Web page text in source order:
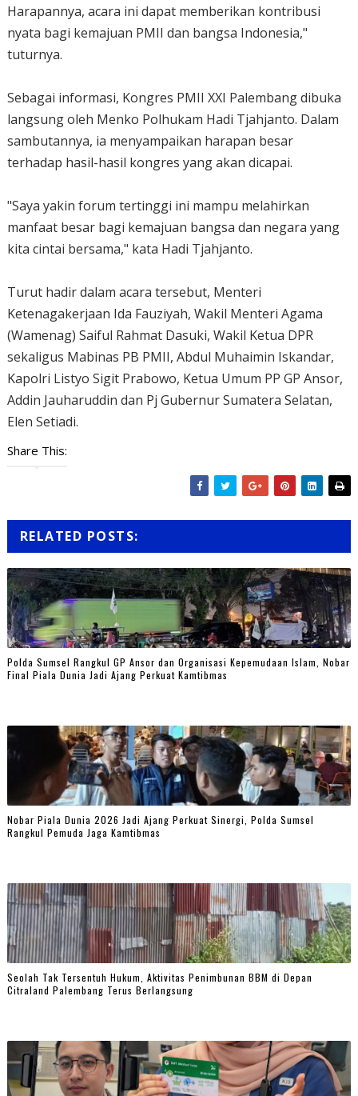
Harapannya, acara ini dapat memberikan kontribusi
nyata bagi kemajuan PMII dan bangsa Indonesia,"
tuturnya.
Sebagai informasi, Kongres PMII XXI Palembang dibuka
langsung oleh Menko Polhukam Hadi Tjahjanto. Dalam
sambutannya, ia menyampaikan harapan besar
terhadap hasil-hasil kongres yang akan dicapai.
"Saya yakin forum tertinggi ini mampu melahirkan
manfaat besar bagi kemajuan bangsa dan negara yang
kita cintai bersama," kata Hadi Tjahjanto.
Turut hadir dalam acara tersebut, Menteri
Ketenagakerjaan Ida Fauziyah, Wakil Menteri Agama
(Wamenag) Saiful Rahmat Dasuki, Wakil Ketua DPR
sekaligus Mabinas PB PMII, Abdul Muhaimin Iskandar,
Kapolri Listyo Sigit Prabowo, Ketua Umum PP GP Ansor,
Addin Jauharuddin dan Pj Gubernur Sumatera Selatan,
Elen Setiadi.
Share This:
RELATED POSTS:
Polda Sumsel Rangkul GP Ansor dan Organisasi Kepemudaan Islam, Nobar
Final Piala Dunia Jadi Ajang Perkuat Kamtibmas
Nobar Piala Dunia 2026 Jadi Ajang Perkuat Sinergi, Polda Sumsel
Rangkul Pemuda Jaga Kamtibmas
Seolah Tak Tersentuh Hukum, Aktivitas Penimbunan BBM di Depan
Citraland Palembang Terus Berlangsung